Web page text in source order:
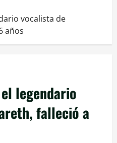
vocalista de
años
legendario
falleció a